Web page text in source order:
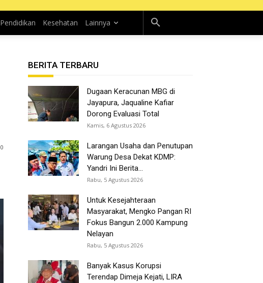
Pendidikan Kesehatan Lainnya
0
BERITA TERBARU
Dugaan Keracunan MBG di
Jayapura, Jaqualine Kafiar
Dorong Evaluasi Total
Kamis, 6 Agustus 2026
Larangan Usaha dan Penutupan
Warung Desa Dekat KDMP:
Yandri Ini Berita...
Rabu, 5 Agustus 2026
Untuk Kesejahteraan
Masyarakat, Mengko Pangan RI
Fokus Bangun 2.000 Kampung
Nelayan
Rabu, 5 Agustus 2026
Banyak Kasus Korupsi
Terendap Dimeja Kejati, LIRA